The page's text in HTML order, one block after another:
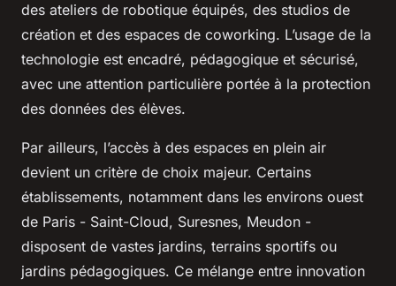
des ateliers de robotique équipés, des studios de
création et des espaces de coworking. L’usage de la
technologie est encadré, pédagogique et sécurisé,
avec une attention particulière portée à la protection
des données des élèves.
Par ailleurs, l’accès à des espaces en plein air
devient un critère de choix majeur. Certains
établissements, notamment dans les environs ouest
de Paris - Saint-Cloud, Suresnes, Meudon -
disposent de vastes jardins, terrains sportifs ou
jardins pédagogiques. Ce mélange entre innovation